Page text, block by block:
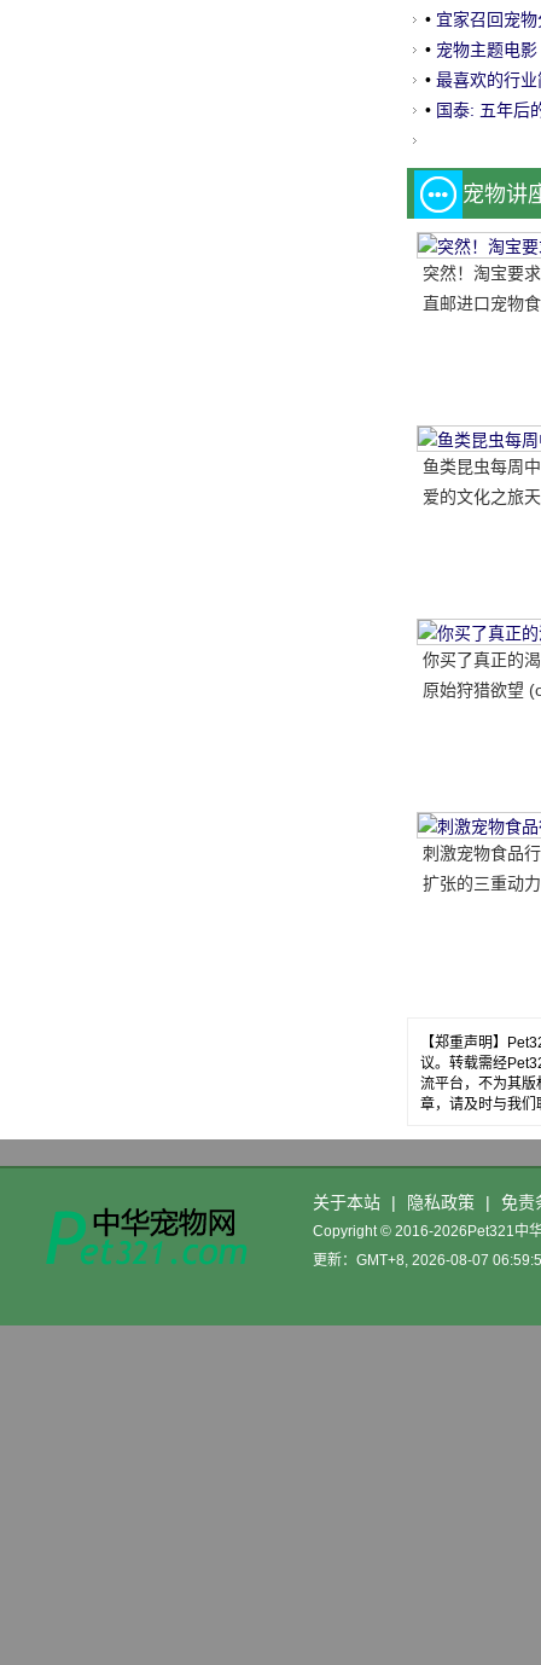
你相信吗？
• 宜家召回宠
• 宠物主题电
• 最喜欢的行
哥斯达黎加机
• 国泰: 五年后
宠物讲
突然！淘宝要
直邮进口宠物
鱼类昆虫每周
爱的文化之旅
你买了真正的
原始狩猎欲望
刺激宠物食品
扩张的三重动力
【郑重声明】
议。转载需经
流平台，不为其
章，请及时与我
关于本站 | 隐私政策 | 免责
Copyright © 2016-2026Pet321中
更新：GMT+8, 2026-08-07